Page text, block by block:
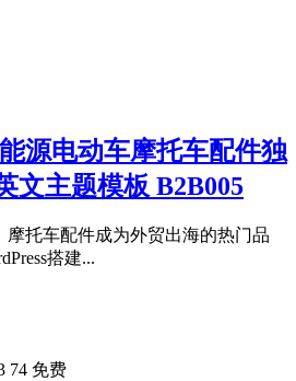
源电动车摩托车配件独
文主题模板 B2B005
托车配件成为外贸出海的热门品
搭建...
74 免费